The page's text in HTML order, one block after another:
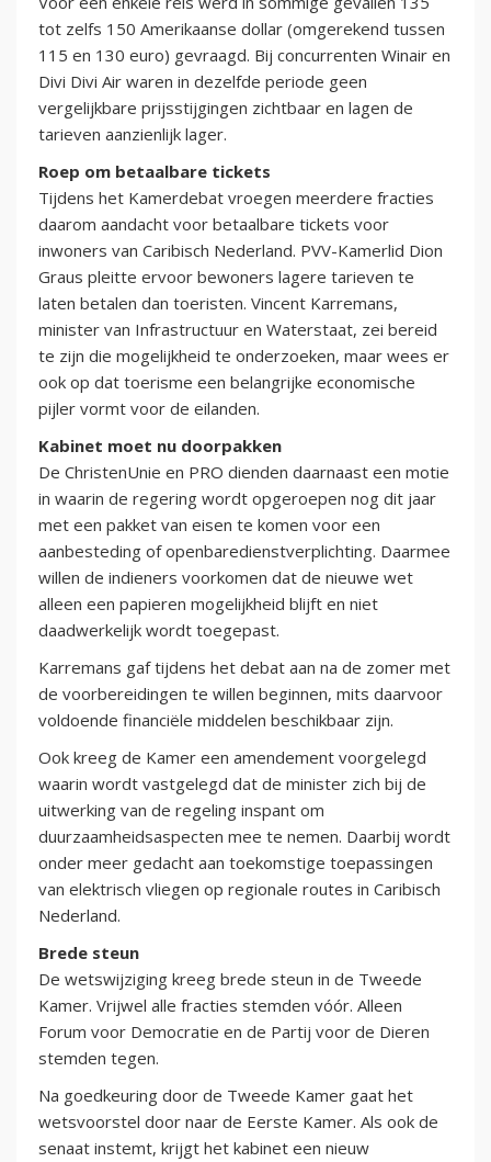
tot zelfs 150 Amerikaanse dollar (omgerekend tussen
115 en 130 euro) gevraagd. Bij concurrenten Winair en
Divi Divi Air waren in dezelfde periode geen
vergelijkbare prijsstijgingen zichtbaar en lagen de
tarieven aanzienlijk lager.
Roep om betaalbare tickets
Tijdens het Kamerdebat vroegen meerdere fracties
daarom aandacht voor betaalbare tickets voor
inwoners van Caribisch Nederland. PVV-Kamerlid Dion
Graus pleitte ervoor bewoners lagere tarieven te
laten betalen dan toeristen. Vincent Karremans,
minister van Infrastructuur en Waterstaat, zei bereid
te zijn die mogelijkheid te onderzoeken, maar wees er
ook op dat toerisme een belangrijke economische
pijler vormt voor de eilanden.
Kabinet moet nu doorpakken
De ChristenUnie en PRO dienden daarnaast een motie
in waarin de regering wordt opgeroepen nog dit jaar
met een pakket van eisen te komen voor een
aanbesteding of openbaredienstverplichting. Daarmee
willen de indieners voorkomen dat de nieuwe wet
alleen een papieren mogelijkheid blijft en niet
daadwerkelijk wordt toegepast.
Karremans gaf tijdens het debat aan na de zomer met
de voorbereidingen te willen beginnen, mits daarvoor
voldoende financiële middelen beschikbaar zijn.
Ook kreeg de Kamer een amendement voorgelegd
waarin wordt vastgelegd dat de minister zich bij de
uitwerking van de regeling inspant om
duurzaamheidsaspecten mee te nemen. Daarbij wordt
onder meer gedacht aan toekomstige toepassingen
van elektrisch vliegen op regionale routes in Caribisch
Nederland.
Brede steun
De wetswijziging kreeg brede steun in de Tweede
Kamer. Vrijwel alle fracties stemden vóór. Alleen
Forum voor Democratie en de Partij voor de Dieren
stemden tegen.
Na goedkeuring door de Tweede Kamer gaat het
wetsvoorstel door naar de Eerste Kamer. Als ook de
senaat instemt, krijgt het kabinet een nieuw